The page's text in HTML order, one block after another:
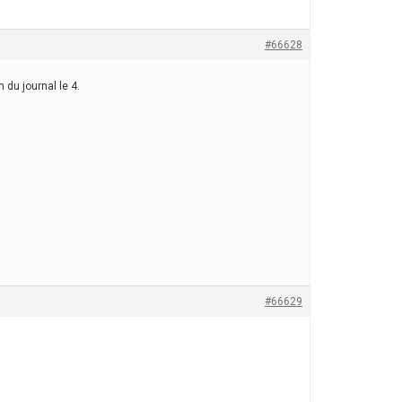
#66628
du journal le 4.
#66629